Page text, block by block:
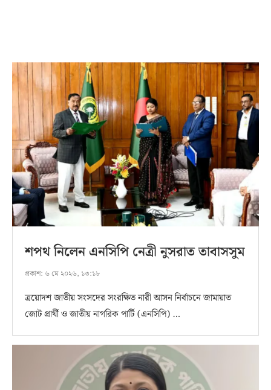
শপথ নিলেন এনসিপি নেত্রী নুসরাত তাবাসসুম
প্রকাশ: ৬ মে ২০২৬, ১৩:১৮
ত্রয়োদশ জাতীয় সংসদের সংরক্ষিত নারী আসন নির্বাচনে জামায়াত
জোট প্রার্থী ও জাতীয় নাগরিক পার্টি (এনসিপি) …